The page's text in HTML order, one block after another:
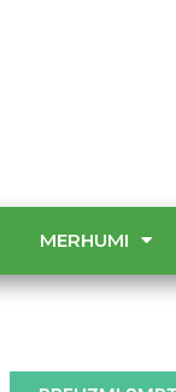
MERHUMI